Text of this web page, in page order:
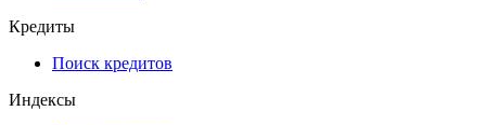
Кредиты
Поиск кредитов
Индексы